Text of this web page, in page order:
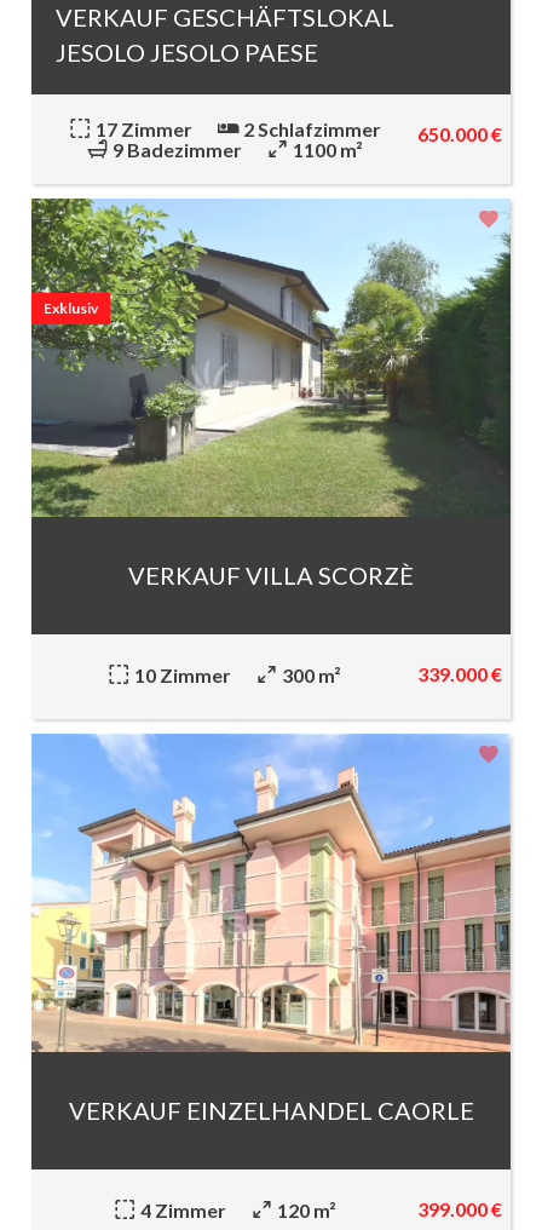
VERKAUF GESCHÄFTSLOKAL
JESOLO JESOLO PAESE
17 Zimmer
2 Schlafzimmer
9 Badezimmer
1100 m²
650.000 €
VERKAUF VILLA SCORZÈ
10 Zimmer 300 m² 339.000 €
Exklusiv
VERKAUF EINZELHANDEL CAORLE
4 Zimmer 120 m² 399.000 €